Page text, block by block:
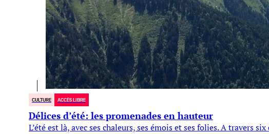
CULTURE ACCÈS LIBRE
Délices d’été: les promenades en hauteur
L’été est là, avec ses chaleurs, ses émois et ses folies. A travers